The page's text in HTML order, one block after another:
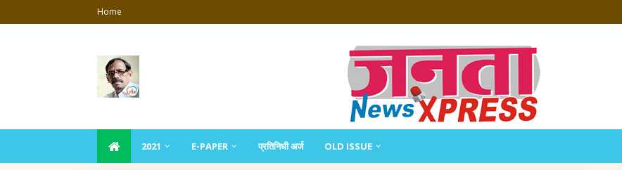
Home
2021 E-PAPER प्रतिनिधी अर्ज OLD ISSUE